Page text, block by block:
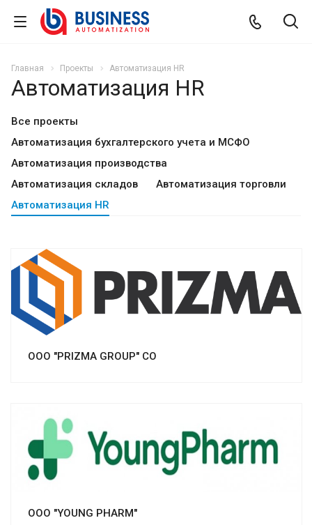
Главная Проекты Автоматизация HR
Автоматизация HR
Все проекты
Автоматизация бухгалтерского учета и МСФО
Автоматизация производства
Автоматизация складов
Автоматизация торговли
Автоматизация HR
Смотреть проект
OOO "PRIZMA GROUP" CO
Смотреть проект
OOO "YOUNG PHARM"